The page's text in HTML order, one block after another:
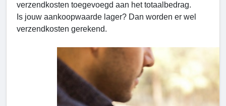
verzendkosten toegevoegd aan het totaalbedrag.
Is jouw aankoopwaarde lager? Dan worden er wel
verzendkosten gerekend.